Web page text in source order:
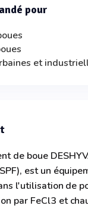
pour
et
de boue
est un
l'utilisation de
par FeCl3 et